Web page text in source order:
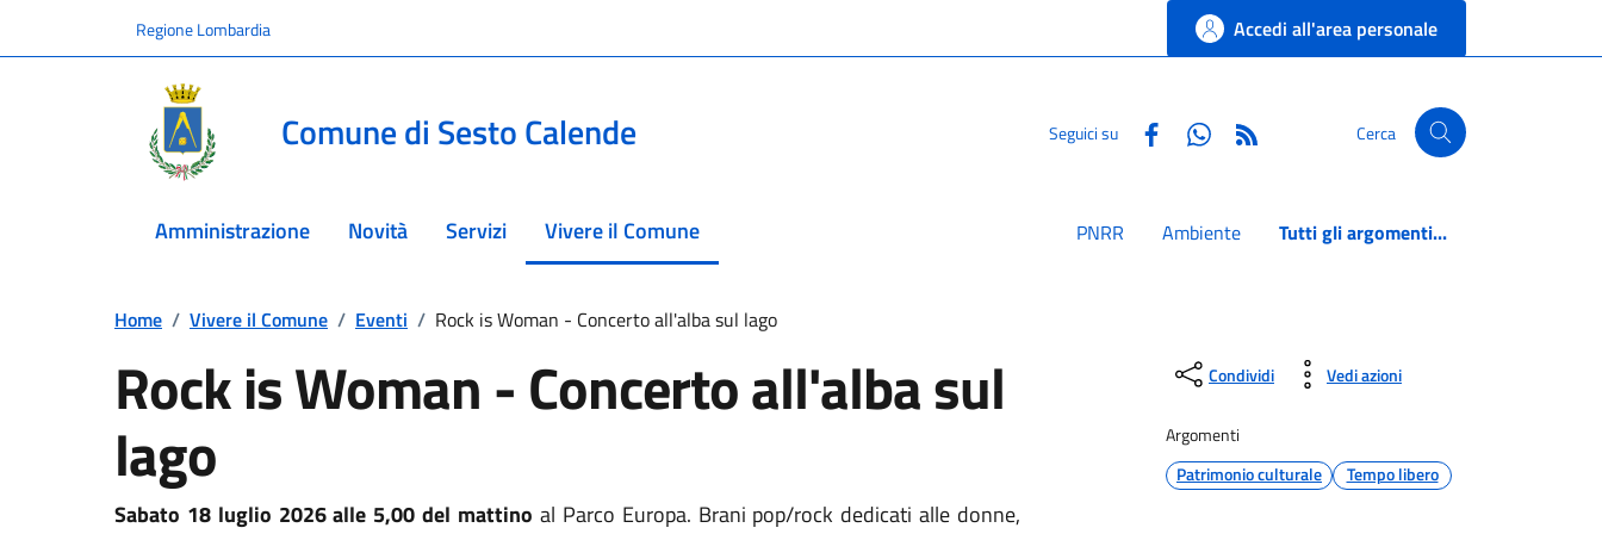
Regione Lombardia Accedi all'area personale
Comune di Sesto Calende Seguici su FacebookWhatsapp Cerca
Amministrazione Novità Servizi Vivere il Comune
menu selezionato PNRR Ambiente Tutti gli argomenti...
Home / Vivere il Comune / Eventi / Rock is Woman - Concerto all'alba sul lago
Rock is Woman - Concerto all'alba sul
lago
Sabato 18 luglio 2026 alle 5,00 del mattino al Parco Europa. Brani pop/rock dedicati alle donne,
Condividi Vedi azioni
Argomenti
Patrimonio culturale
Tempo libero